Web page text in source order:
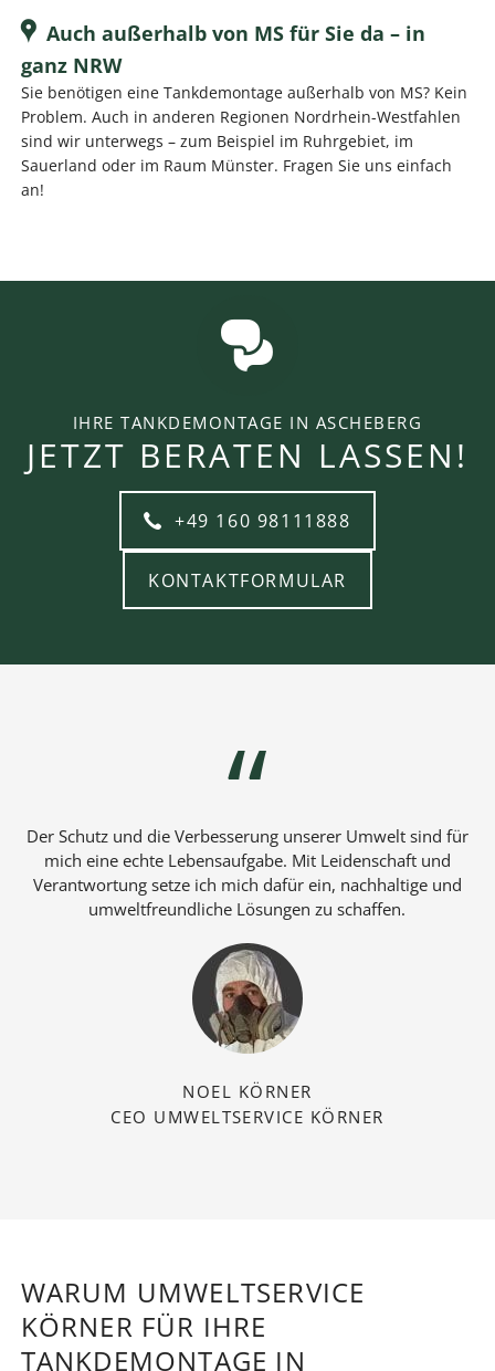
Auch außerhalb von MS für Sie da – in
ganz NRW
Sie benötigen eine Tankdemontage außerhalb von MS? Kein
Problem. Auch in anderen Regionen Nordrhein-Westfahlen
sind wir unterwegs – zum Beispiel im Ruhrgebiet, im
Sauerland oder im Raum Münster. Fragen Sie uns einfach
an!
IHRE TANKDEMONTAGE IN ASCHEBERG
JETZT BERATEN LASSEN!
+49 160 98111888
KONTAKTFORMULAR
Der Schutz und die Verbesserung unserer Umwelt sind für
mich eine echte Lebensaufgabe. Mit Leidenschaft und
Verantwortung setze ich mich dafür ein, nachhaltige und
umweltfreundliche Lösungen zu schaffen.
NOEL KÖRNER
CEO UMWELTSERVICE KÖRNER
WARUM UMWELTSERVICE
KÖRNER FÜR IHRE
TANKDEMONTAGE IN